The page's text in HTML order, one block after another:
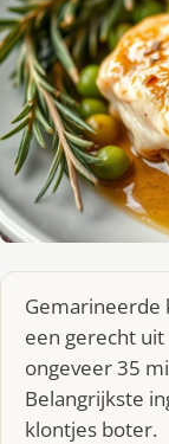
Gemarineerde
een gerecht uit
ongeveer 35
Belangrijkste
klontjes boter.